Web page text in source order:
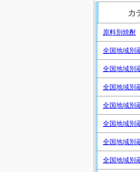
カ
原料別焼酎
全国地域別
全国地域別
全国地域別
全国地域別
全国地域別
全国地域別
全国地域別